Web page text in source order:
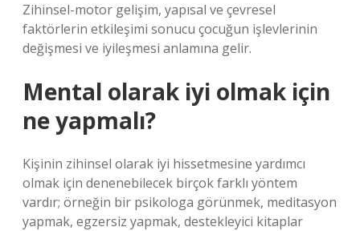
Zihinsel-motor gelişim, yapısal ve çevresel
faktörlerin etkileşimi sonucu çocuğun işlevlerinin
değişmesi ve iyileşmesi anlamına gelir.
Mental olarak iyi olmak için
ne yapmalı?
Kişinin zihinsel olarak iyi hissetmesine yardımcı
olmak için denenebilecek birçok farklı yöntem
vardır; örneğin bir psikologa görünmek, meditasyon
yapmak, egzersiz yapmak, destekleyici kitaplar